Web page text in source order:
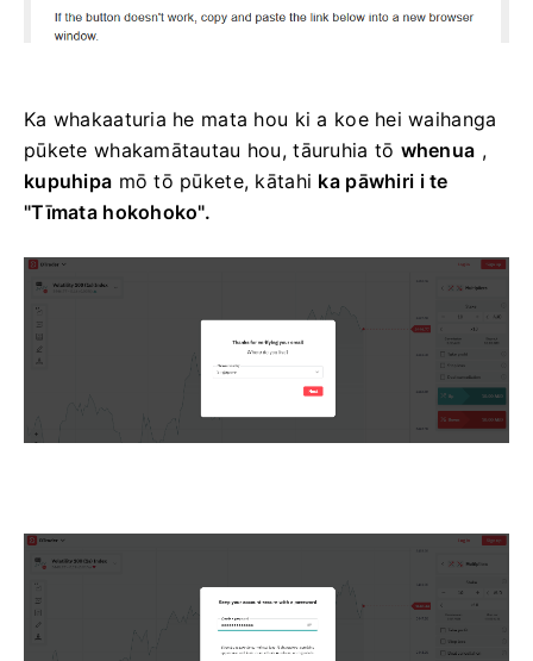
Ka whakaaturia he mata hou ki a koe hei waihanga
pūkete whakamātautau hou, tāuruhia tō whenua ,
kupuhipa mō tō pūkete, kātahi ka pāwhiri i te
"Tīmata hokohoko".